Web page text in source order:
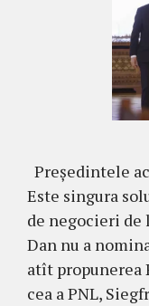
Președintele
Este singura
de negocieri de
Dan nu a
atît propunerea
cea a PNL,